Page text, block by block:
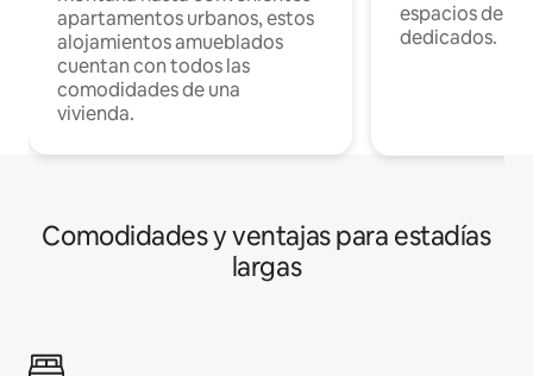
apartamentos urbanos, estos
alojamientos amueblados
cuentan con todos las
comodidades de una
vivienda.
espacios de
dedicados.
Comodidades y ventajas para estadías
largas